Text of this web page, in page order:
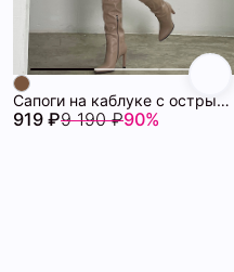
Сапоги на каблуке с острым носом, утепленные флисом 72448058\953
919 ₽9 190 ₽90%